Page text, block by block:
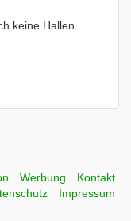
keine Hallen
Werbung
Kontakt
Impressum